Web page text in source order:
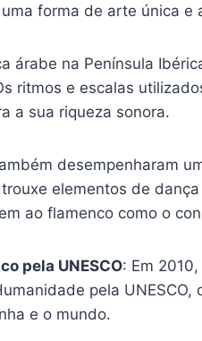
forma de arte única e
árabe na Península
ritmos e escalas
a sua riqueza sonora.
desempenharam
elementos de
ao flamenco como o
pela UNESCO: Em
pela
e o mundo.